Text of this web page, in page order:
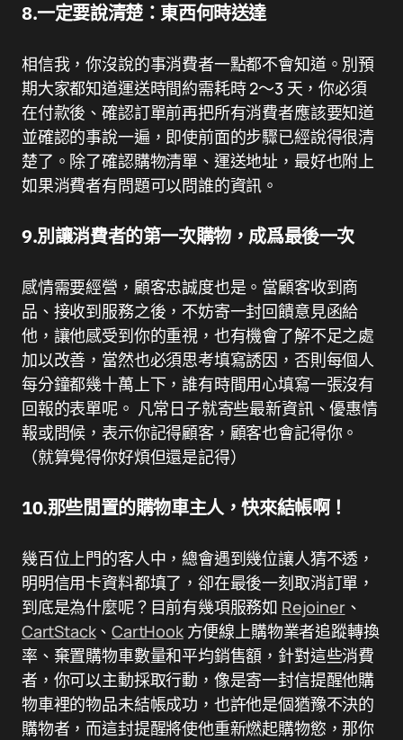
8.一定要說清楚：東西何時送達
相信我，你沒說的事消費者一點都不會知道。別預
期大家都知道運送時間約需耗時 2～3 天，你必須
在付款後、確認訂單前再把所有消費者應該要知道
並確認的事說一遍，即使前面的步驟已經說得很清
楚了。除了確認購物清單、運送地址，最好也附上
如果消費者有問題可以問誰的資訊。
9.別讓消費者的第一次購物，成爲最後一次
感情需要經營，顧客忠誠度也是。當顧客收到商
品、接收到服務之後，不妨寄一封回饋意見函給
他，讓他感受到你的重視，也有機會了解不足之處
加以改善，當然也必須思考填寫誘因，否則每個人
每分鐘都幾十萬上下，誰有時間用心填寫一張沒有
回報的表單呢。 凡常日子就寄些最新資訊、優惠情
報或問候，表示你記得顧客，顧客也會記得你。
（就算覺得你好煩但還是記得）
10.那些閒置的購物車主人，快來結帳啊！
幾百位上門的客人中，總會遇到幾位讓人猜不透，
明明信用卡資料都填了，卻在最後一刻取消訂單，
到底是為什麼呢？目前有幾項服務如 Rejoiner、
CartStack、CartHook方便線上購物業者追蹤轉換
率、棄置購物車數量和平均銷售額，針對這些消費
者，你可以主動採取行動，像是寄一封信提醒他購
物車裡的物品未結帳成功，也許他是個猶豫不決的
購物者，而這封提醒將使他重新燃起購物慾，那你